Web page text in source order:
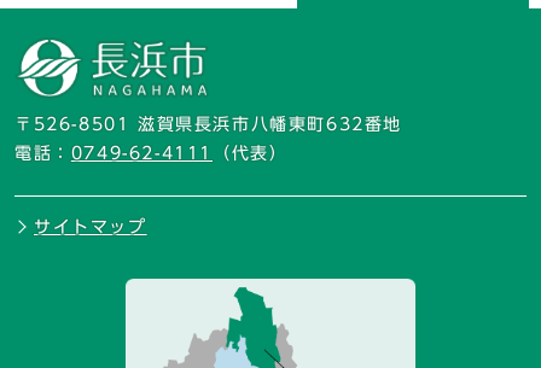
〒526-8501 滋賀県長浜市八幡東町632番地
電話： 0749-62-4111 （代表）
サイトマップ